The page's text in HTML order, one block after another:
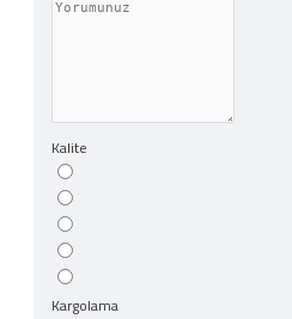
Kalite
Kargolama